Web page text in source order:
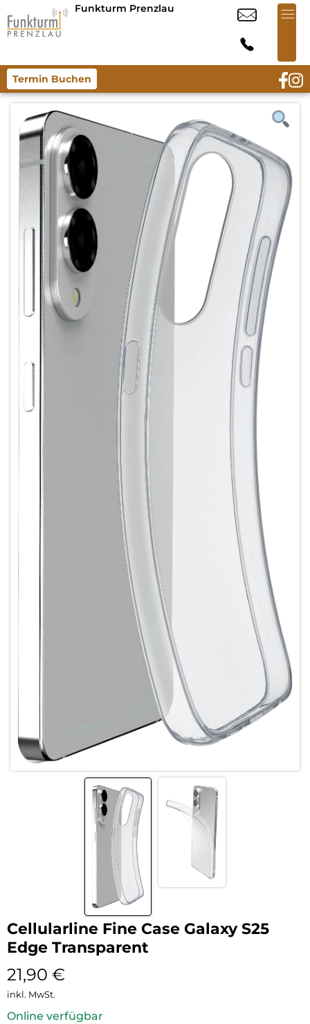
Funkturm Prenzlau
Termin Buchen
Cellularline Fine Case Galaxy S25
Edge Transparent
21,90 €
inkl. MwSt.
Online verfügbar